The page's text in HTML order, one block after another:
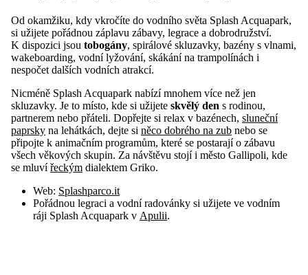
Od okamžiku, kdy vkročíte do vodního světa Splash Acquapark,
si užijete pořádnou záplavu zábavy, legrace a dobrodružství.
K dispozici jsou tobogány, spirálové skluzavky, bazény s vlnami,
wakeboarding, vodní lyžování, skákání na trampolínách i
nespočet dalších vodních atrakcí.
Nicméně Splash Acquapark nabízí mnohem více než jen
skluzavky. Je to místo, kde si užijete skvělý den s rodinou,
partnerem nebo přáteli. Dopřejte si relax v bazénech, sluneční
paprsky na lehátkách, dejte si něco dobrého na zub nebo se
připojte k animačním programům, které se postarají o zábavu
všech věkových skupin. Za návštěvu stojí i město Gallipoli, kde
se mluvířeckým dialektem Griko.
Web: Splashparco.it
Pořádnou legraci a vodní radovánky si užijete ve vodním
ráji Splash Acquapark v Apulii.